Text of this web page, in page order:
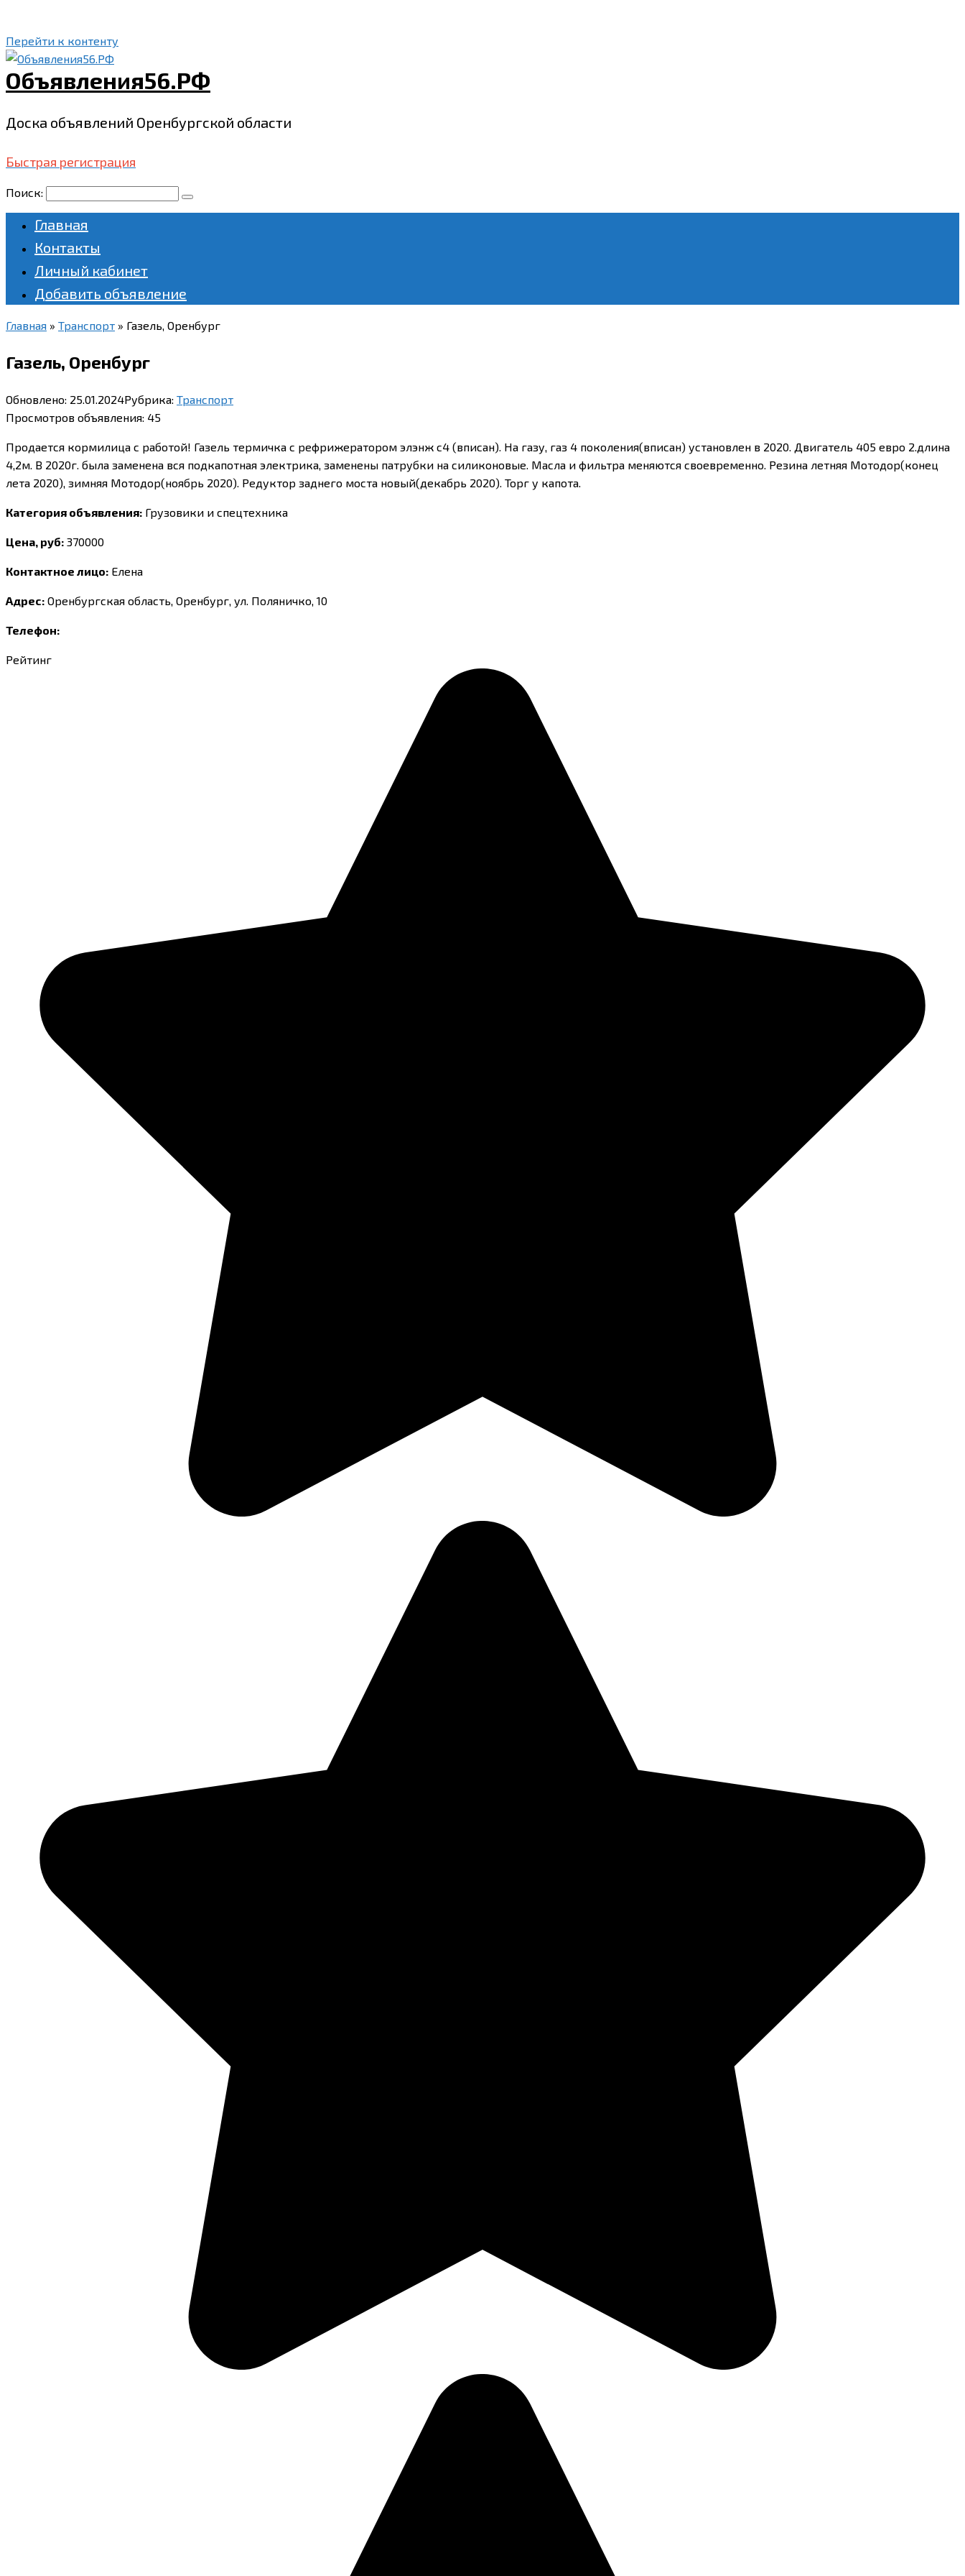
Перейти к контенту
Объявления56.РФ
Доска объявлений Оренбургской области
Быстрая регистрация
Поиск:
Главная
Контакты
Личный кабинет
Добавить объявление
Главная » Транспорт » Газель, Оренбург
Газель, Оренбург
Обновлено: 25.01.2024Рубрика: Транспорт
Просмотров объявления: 45
Продается кормилица с работой! Газель термичка с рефрижератором элэнж с4 (вписан). На газу, газ 4 поколения(вписан) установлен в 2020. Двигатель 405 евро 2.длина
4,2м. В 2020г. была заменена вся подкапотная электрика, заменены патрубки на силиконовые. Масла и фильтра меняются своевременно. Резина летняя Мотодор(конец
лета 2020), зимняя Мотодор(ноябрь 2020). Редуктор заднего моста новый(декабрь 2020). Торг у капота.
Категория объявления: Грузовики и спецтехника
Цена, руб: 370000
Контактное лицо: Елена
Адрес: Оренбургская область, Оренбург, ул. Поляничко, 10
Телефон:
Рейтинг